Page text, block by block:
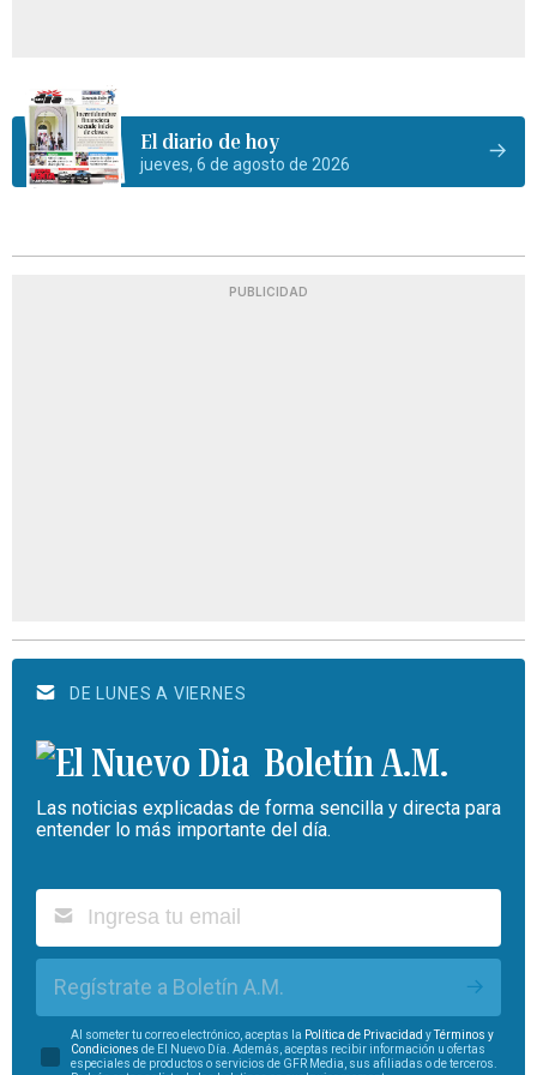
El diario de hoy
jueves, 6 de agosto de 2026
PUBLICIDAD
DE LUNES A VIERNES
Boletín A.M.
Las noticias explicadas de forma sencilla y directa para
entender lo más importante del día.
Regístrate a Boletín A.M.
Al someter tu correo electrónico, aceptas la Política de Privacidad yTérminos y
Condiciones de El Nuevo Día. Además, aceptas recibir información u ofertas
especiales de productos o servicios de GFR Media, sus afiliadas o de terceros.